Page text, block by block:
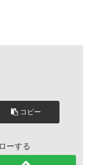
コピー
ーする